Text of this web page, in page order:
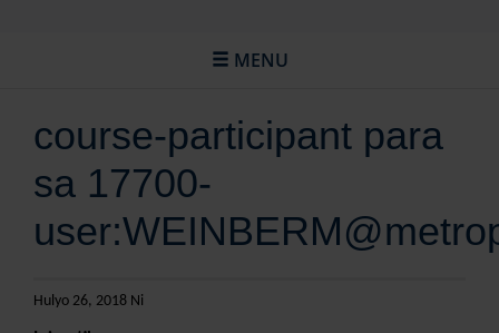
MENU
course-participant para
sa 17700-
Hulyo 26, 2018 Ni